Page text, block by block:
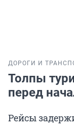
ДОРОГИ И
Толпы
перед
Рейсы